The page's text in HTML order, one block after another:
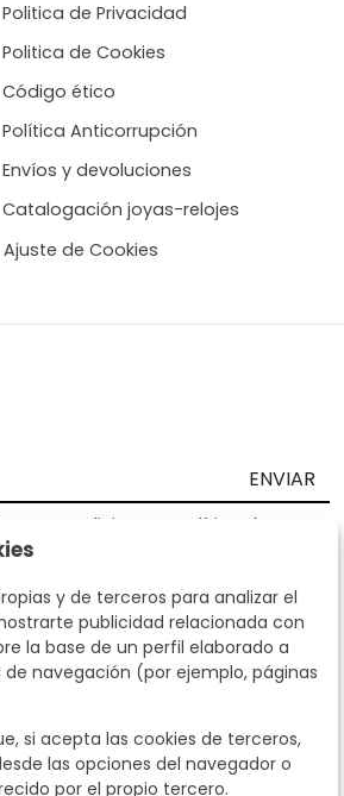
Politica de Privacidad
Politica de Cookies
Código ético
Política Anticorrupción
Envíos y devoluciones
Catalogación joyas-relojes
Ajuste de Cookies
ENVIAR
y Condiciones
Política de
de desarrollo, informamos que sus
por parte de Subastas Segre con la
relación comercial. Puede ejercitar los
cancelación, oposición y demás
establecidos en la normativa vigente
nos puede solicitar el envío de
o enviando un e-mail a
reCAPTCHA y se aplican la
y de terceros para analizar el
publicidad relacionada con
la base de un perfil elaborado a
navegación (por ejemplo, páginas
si acepta las cookies de terceros,
las opciones del navegador o
por el propio tercero.